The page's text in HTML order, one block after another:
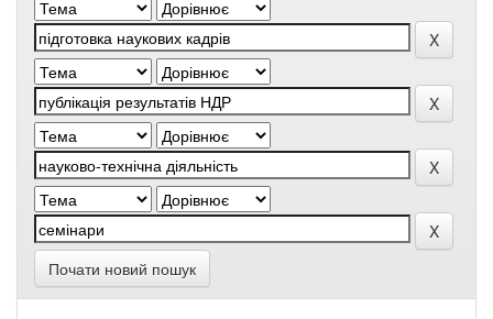
Почати новий пошук